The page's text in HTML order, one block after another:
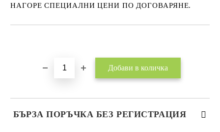
НАГОРЕ СПЕЦИАЛНИ ЦЕНИ ПО ДОГОВАРЯНЕ.
БЪРЗА ПОРЪЧКА БЕЗ РЕГИСТРАЦИЯ